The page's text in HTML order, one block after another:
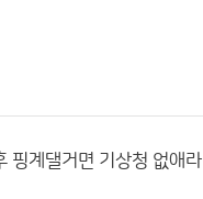
핑계댈거면 기상청 없애라